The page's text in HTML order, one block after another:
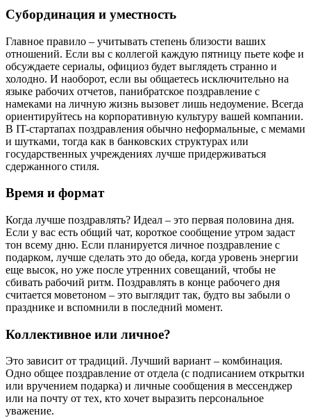
Субординация и уместность
Главное правило – учитывать степень близости ваших
отношений. Если вы с коллегой каждую пятницу пьете кофе и
обсуждаете сериалы, официоз будет выглядеть странно и
холодно. И наоборот, если вы общаетесь исключительно на
языке рабочих отчетов, панибратское поздравление с
намеками на личную жизнь вызовет лишь недоумение. Всегда
ориентируйтесь на корпоративную культуру вашей компании.
В IT-стартапах поздравления обычно неформальные, с мемами
и шутками, тогда как в банковских структурах или
государственных учреждениях лучше придерживаться
сдержанного стиля.
Время и формат
Когда лучше поздравлять? Идеал – это первая половина дня.
Если у вас есть общий чат, короткое сообщение утром задаст
тон всему дню. Если планируется личное поздравление с
подарком, лучше сделать это до обеда, когда уровень энергии
еще высок, но уже после утренних совещаний, чтобы не
сбивать рабочий ритм. Поздравлять в конце рабочего дня
считается моветоном – это выглядит так, будто вы забыли о
празднике и вспомнили в последний момент.
Коллективное или личное?
Это зависит от традиций. Лучший вариант – комбинация.
Одно общее поздравление от отдела (с подписанием открытки
или вручением подарка) и личные сообщения в мессенджер
или на почту от тех, кто хочет выразить персональное
уважение.